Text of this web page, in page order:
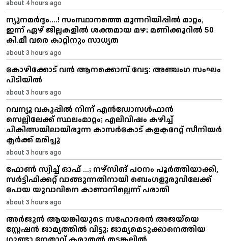
about 4 hours ago
ന്യൂനമര്‍ദ്ദം....! സംസ്ഥാനത്തെ മുന്നറിയിപ്പില്‍ മാറ്റം,
ഇന്ന് ഏഴ് ജില്ലകളില്‍ ശക്തമായ മഴ; മണിക്കൂറിൽ 50
കി.മീ വരെ കാറ്റിനും സാധ്യത
about 3 hours ago
കോഴിക്കോട് വൻ ആനക്കൊമ്പ് വേട്ട: അഞ്ചംഗ സംഘം
പിടിയിൽ
about 3 hours ago
റവന്യൂ വകുപ്പിൽ നിന്ന് എൻഡോസൾഫാൻ
സെല്ലിലേക്ക് സ്ഥലംമാറ്റം; എലിവിഷം കഴിച്ച്
ചികിത്സയിലായിരുന്ന കാസർകോട് കളക്ടറേറ്റ് സീനിയർ
ക്ലർക്ക് മരിച്ചു
about 3 hours ago
ഫോൺ സ്വിച്ച് ഓഫ് ...; നഴ്സിങ് പഠനം പൂർത്തിയാക്കി,
സർട്ടിഫിക്കറ്റ് വാങ്ങുന്നതിനായി ബെംഗളൂരുവിലേക്ക്
പോയ യുവാവിനെ കാണാനില്ലെന്ന് പരാതി
about 3 hours ago
അർജുൻ ആയങ്കിയുടെ സഹോദരൻ അജയ്‌യെ
സ്റ്റേഷൻ ജാമ്യത്തിൽ വിട്ടു; ജാമ്യമെടുക്കാനെത്തിയ
ഗുണ്ടാ നേതാവ് കരുതൽ തടങ്കലിൽ